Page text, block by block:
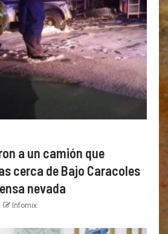
a un camión que
cerca de Bajo Caracoles
nevada
Infomix